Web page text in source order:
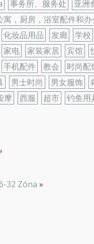
事务所、服务处
亚洲
寓，厨房，浴室配件和办
化妆品用品 发廊 学校
家电 家装家居 宾馆
手机配件 教会 时尚配
男士时尚 男女服饰
摩
西服 超市 钓鱼用
32 Zóna